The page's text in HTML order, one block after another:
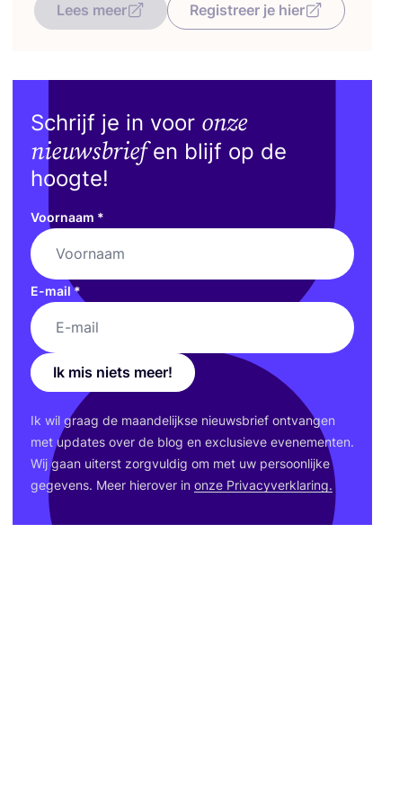
Lees meer Registreer je hier
Schrijf je in voor onze
nieuwsbriefen blijf op de
hoogte!
Voornaam *
E-mail*
Ik mis niets meer!
Ik wil graag de maan­de­lijk­se nieuws­brief ont­van­gen
met upda­tes over de blog en exclu­sie­ve eve­ne­men­ten.
Wij gaan uiterst zorg­vul­dig om met uw per­soon­lij­ke
gege­vens. Meer hier­over in onze Pri­va­cy­ver­kla­ring.